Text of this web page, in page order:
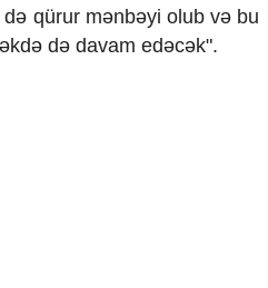
qürur mənbəyi olub və bu
də davam edəcək".